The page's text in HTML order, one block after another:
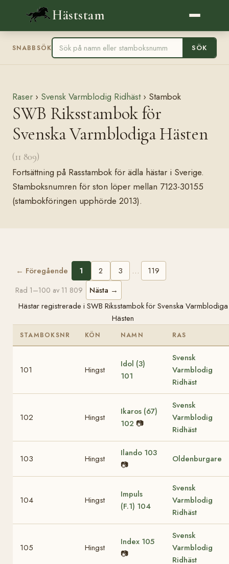
Häststam
SNABBSÖK SÖK
Raser › Svensk Varmblodig Ridhäst› Stambok
SWB Riksstambok för
Svenska Varmblodiga Hästen
(11 809)
Fortsättning på Rasstambok för ädla hästar i Sverige.
Stamboksnumren för ston löper mellan 7123-30155
(stambokföringen upphörde 2013).
← Föregående 1 2 3 … 119
Rad 1–100 av 11 809
Nästa →
Hästar registrerade i SWB Riksstambok för Svenska Varmblodiga
Hästen
STAMBOKSNR KÖN NAMN RAS
101 Hingst
Idol (3)
101
Svensk
Varmblodig
Ridhäst
102 Hingst
Ikaros (67)
102 📷
Svensk
Varmblodig
Ridhäst
103 Hingst
Ilando 103
📷
Oldenburgare
104 Hingst
Impuls
(F.1) 104
Svensk
Varmblodig
Ridhäst
105 Hingst
Index 105
📷
Svensk
Varmblodig
Ridhäst